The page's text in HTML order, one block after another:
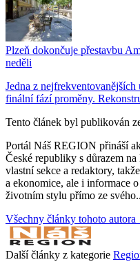
Plzeň dokončuje přestavbu
neděli
Jedna z
finální fází proměny.
Tento článek byl publikován
Portál Náš REGION přináší
České republiky s důrazem
vlastní sekce a redaktory,
a ekonomice, ale i informace
životním stylu přímo ze
Všechny články tohoto
Další články z kategorie